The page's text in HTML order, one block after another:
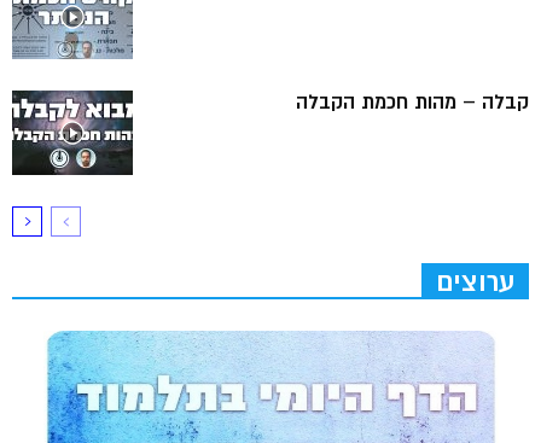
קבלה – מהות חכמת הקבלה
ערוצים